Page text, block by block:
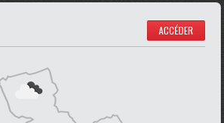
ACCÉDER